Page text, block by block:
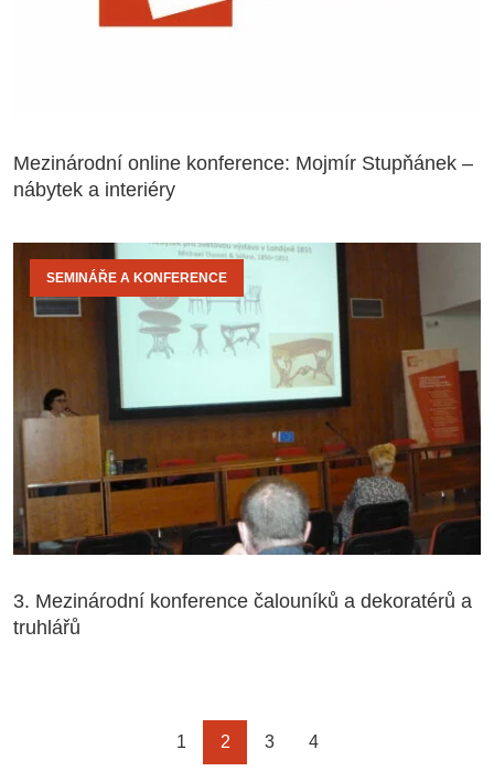
Mezinárodní online konference: Mojmír Stupňánek –
nábytek a interiéry
SEMINÁŘE A KONFERENCE
3. Mezinárodní konference čalouníků a dekoratérů a
truhlářů
1 2 3 4